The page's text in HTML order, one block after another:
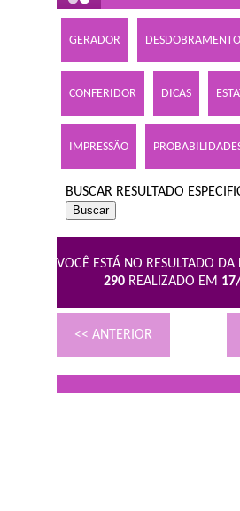
GERADOR
CONFERIDOR DICAS
IMPRESSÃO
BUSCAR RESULTADO
VOCÊ ESTÁ NO RESULTADO DA
290 REALIZADO EM
<< ANTERIOR